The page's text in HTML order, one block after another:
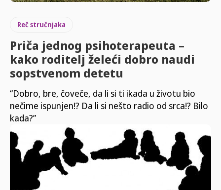
Reč stručnjaka
Priča jednog psihoterapeuta –
kako roditelj želeći dobro naudi
sopstvenom detetu
“Dobro, bre, čoveče, da li si ti ikada u životu bio
nečime ispunjen!? Da li si nešto radio od srca!? Bilo
kada?”